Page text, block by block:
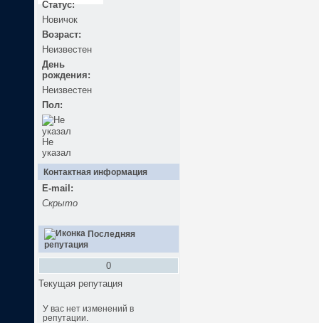
Статус:
Новичок
Возраст:
Неизвестен
День
рождения:
Неизвестен
Пол:
Не
указал
Контактная информация
E-mail:
Скрыто
Последняя
репутация
0
Текущая репутация
У вас нет изменений в
репутации.